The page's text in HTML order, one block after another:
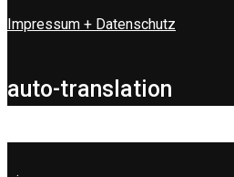
Impressum + Datenschutz
auto-translation
.